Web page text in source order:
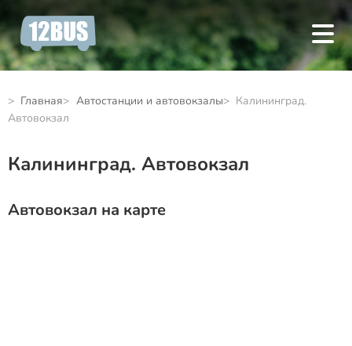
Главная Автостанции и автовокзалы
Калининград.
Автовокзал
Калининград. Автовокзал
Автовокзал на карте